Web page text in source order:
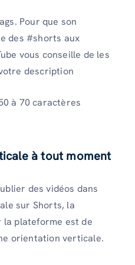
Pour que son
des #shorts aux
vous conseille de les
description
à 70 caractères
à tout moment
des vidéos dans
sur Shorts, la
plateforme est de
orientation verticale.